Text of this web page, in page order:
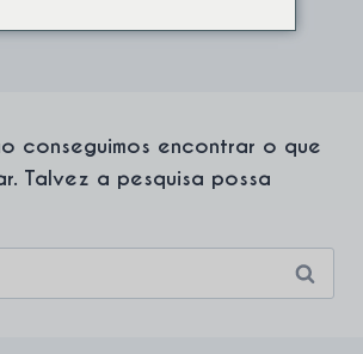
conseguimos encontrar o que
Talvez a pesquisa possa